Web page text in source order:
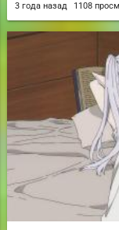
3 года назад 1108